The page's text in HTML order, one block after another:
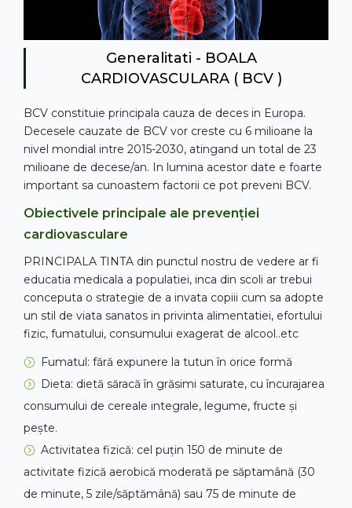
Generalitati - BOALA
CARDIOVASCULARA ( BCV )
BCV constituie principala cauza de deces in Europa.
Decesele cauzate de BCV vor creste cu 6 milioane la
nivel mondial intre 2015-2030, atingand un total de 23
milioane de decese/an. In lumina acestor date e foarte
important sa cunoastem factorii ce pot preveni BCV.
Obiectivele principale ale prevenției
cardiovasculare
PRINCIPALA TINTA din punctul nostru de vedere ar fi
educatia medicala a populatiei, inca din scoli ar trebui
conceputa o strategie de a invata copiii cum sa adopte
un stil de viata sanatos in privinta alimentatiei, efortului
fizic, fumatului, consumului exagerat de alcool..etc
Fumatul: fără expunere la tutun în orice formă
Dieta: dietă săracă în grăsimi saturate, cu încurajarea
consumului de cereale integrale, legume, fructe și
pește.
Activitatea fizică: cel puțin 150 de minute de
activitate fizică aerobică moderată pe săptamână (30
de minute, 5 zile/săptămână) sau 75 de minute de